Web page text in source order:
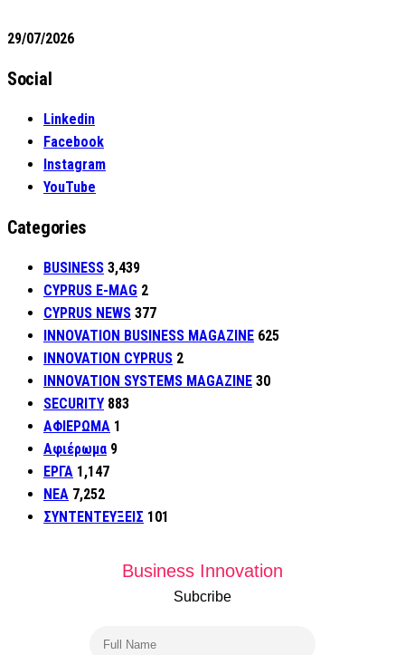
29/07/2026
Social
Linkedin
Facebook
Instagram
YouTube
Categories
BUSINESS 3,439
CYPRUS E-MAG 2
CYPRUS NEWS 377
INNOVATION BUSINESS MAGAZINE 625
INNOVATION CYPRUS 2
INNOVATION SYSTEMS MAGAZINE 30
SECURITY 883
ΑΦΙΕΡΩΜΑ 1
Αφιέρωμα 9
ΕΡΓΑ 1,147
ΝΕΑ 7,252
ΣΥΝΤΕΝΤΕΥΞΕΙΣ 101
Business Innovation
Subcribe